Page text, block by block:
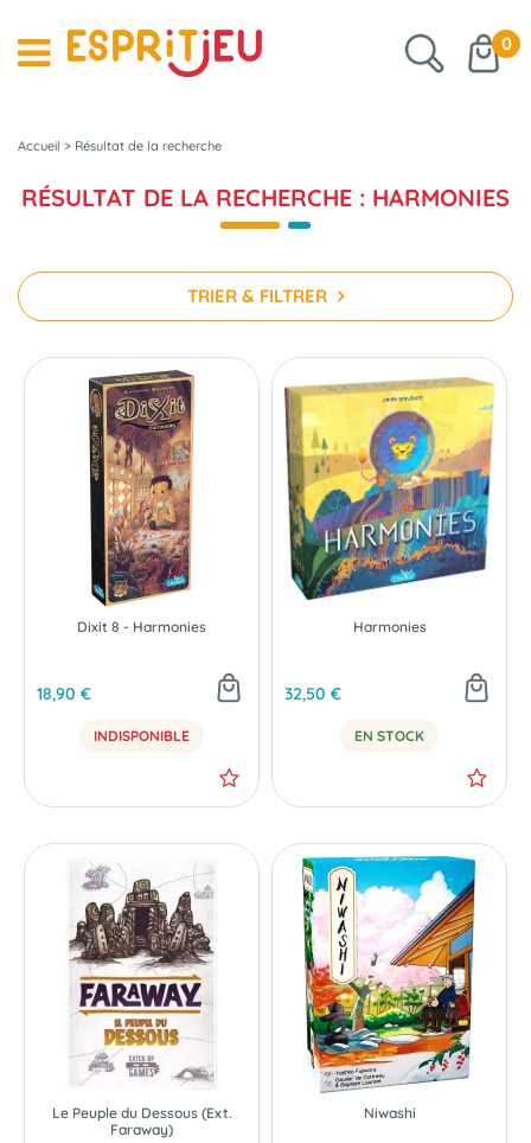
0
Accueil > Résultat de la recherche
RÉSULTAT DE LA RECHERCHE : HARMONIES
TRIER & FILTRER
Dixit 8 - Harmonies
18,90 €
INDISPONIBLE
Harmonies
32,50 €
EN STOCK
Le Peuple du Dessous (Ext.
Faraway)
Niwashi